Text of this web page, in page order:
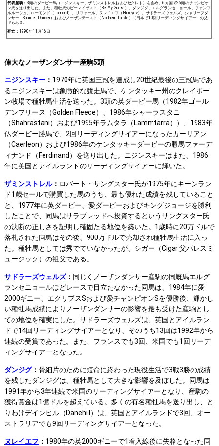
代表産駒：3頭のダービー馬（ニジンスキー、ザミンストレルおよびセクレト）を含め、6ヵ国で26頭のチャンピオ
ン馬を送り出した。また、種牡馬のビーマイゲスト（Be My Guest）、ダンジグ、エルグランセニョール、ファンフ
ルルーシュ、ローモンド（Lomond）、リファール、ヌレイエフ（Nureyev）、サドラーズウェルズ、シャリーフダ
ンサー（Shareef Dancer）およびノーザンテースト（Northern Taste）（日本で10回リーディングサイアー）の父
でもある。
死亡：1990年11月16日
偉大なノーザンダンサー産駒5頭
ニジンスキー： 1970年に英国三冠を達成し20世紀最後の三冠馬であ
るニジンスキーは象徴的な競走馬で、ケンタッキー州のクレイボー
ン牧場で種牡馬生活を送った。3頭の英ダービー馬（1982年ゴール
デンフリース（Golden Fleece）、1986年シャーラスタニ
（Shahrastani）および1995年ラムタラ（Lammtarra））、1983年
仏ダービー勝馬で、2回リーディングサイアーになったカーリアン
（Caerleon）および1986年のケンタッキーダービーの勝馬ファーデ
ィナンド（Ferdinand）を送り出した。ニジンスキーはまた、1986
年に英国とアイルランドのリーディングサイアーに輝いた。
ザミンストレル： ロバート・サングスター氏が1975年にキーンラン
ド1歳セールで購買した馬のうち、最も優れた成績を残していること
と、1977年に英ダービー、愛ダービーおよびキングジョージを勝利
したことで、同馬はサラブレッドへ投資するというサングスター氏
の決断の正しさを証明し確固たる地位を築いた。1歳時に20万ドルで
落札された同馬はその後、900万ドルで売却され種牡馬生活に入っ
た。種牡馬としては秀でていなかったが、シガー（Cigar 父パレスミ
ュージック）の祖父である。
サドラーズウェルズ： 同じくノーザンダンサー産駒の同厩馬エルグ
ランセニョールほどレースで目立たなかった同馬は、1984年に愛
2000ギニー、エクリプスSおよび愛チャンピオンSを優勝後、輝かし
い種牡馬成績によりノーザンダンサーの影響を最も受けた産駒とし
ての地位を確実にした。サドラーズウェルズは、英国とアイルラン
ドで14回リーディングサイアーとなり、そのうち13回は1992年から
連続の受賞であった。また、フランスでも3回、米国でも1回リーデ
ィングサイアーとなった。
ダンジグ： 骨細片のために短命に終わった現役生活で3戦3勝の成績
を残したダンジグは、種牡馬として大きな影響を及ぼした。同馬は
1991年から3年連続で米国のリーディングサイアーとなり、産駒の
獲得賞金は1億ドルを超えている。多くの有名種牡馬を送り出し、と
りわけデインヒル（Danehill）は、英国とアイルランドで3回、オー
ストラリアでも9回リーディングサイアーとなった。
ヌレイエフ ： 1980年の英2000ギニーで1着入線後に失格となった同